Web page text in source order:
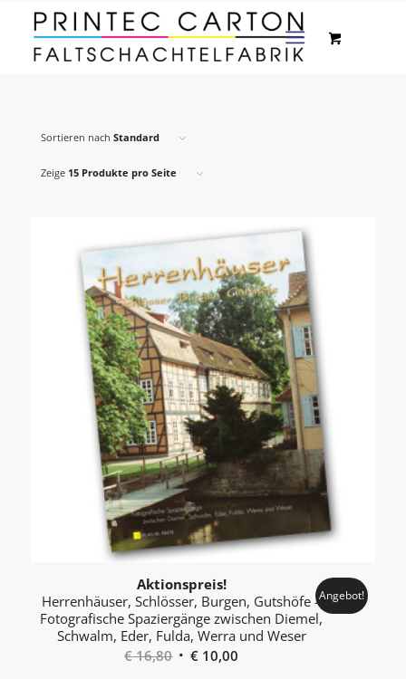
Sortieren nach Standard
Zeige 15 Produkte pro Seite
Aktionspreis!
Herrenhäuser, Schlösser, Burgen, Gutshöfe –
Foto­grafische Spaziergänge zwischen Diemel,
Schwalm, Eder, Fulda, Werra und Weser
€16,80 Ursprünglicher
€ 10,00
Angebot!